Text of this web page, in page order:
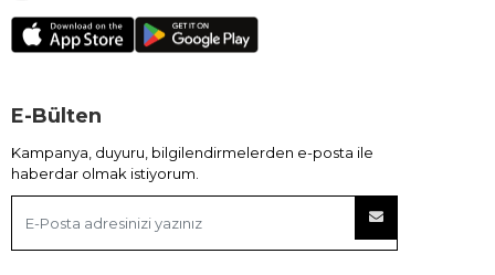
E-Bülten
Kampanya, duyuru, bilgilendirmelerden e-posta ile
haberdar olmak istiyorum.